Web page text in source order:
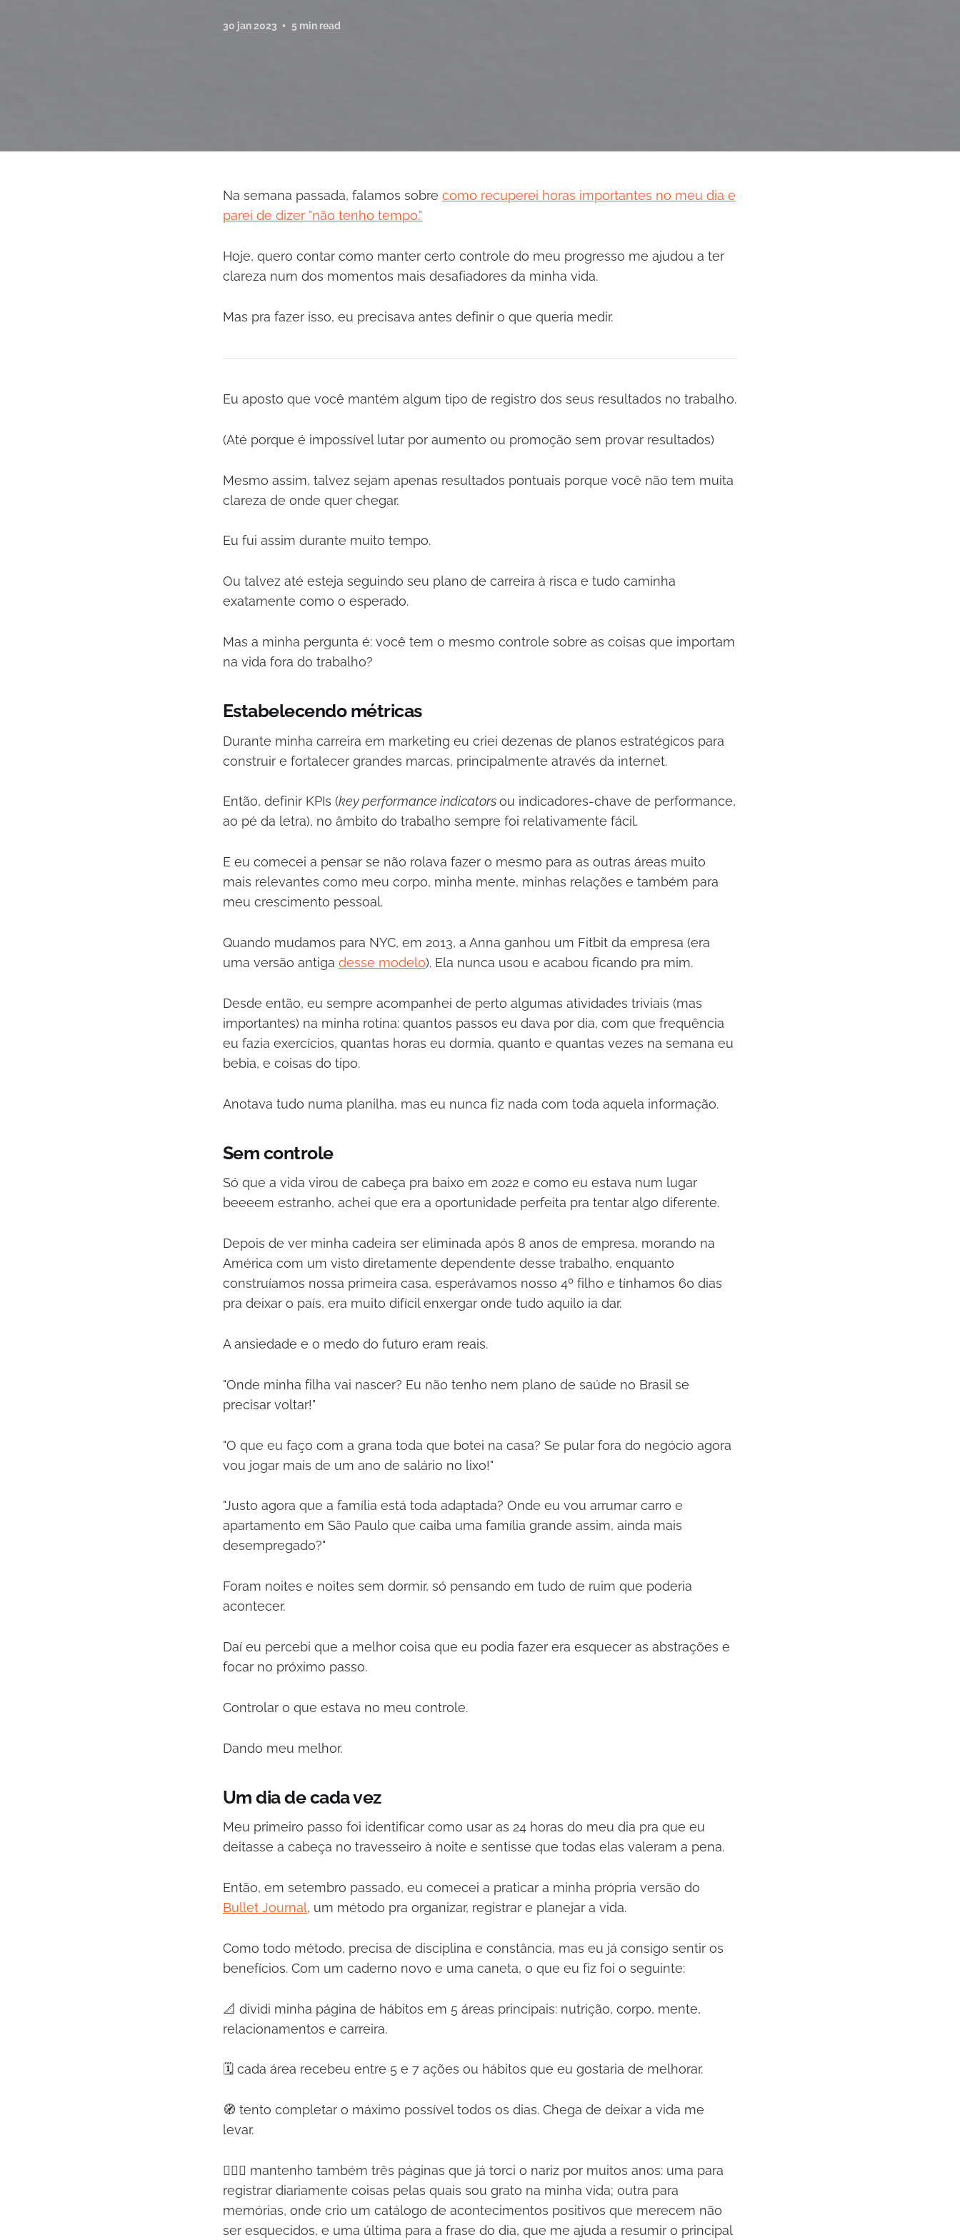
30 jan 2023 5 min read
Na semana passada, falamos sobre como recuperei horas importantes no meu dia e
parei de dizer "não tenho tempo."
Hoje, quero contar como manter certo controle do meu progresso me ajudou a ter
clareza num dos momentos mais desafiadores da minha vida.
Mas pra fazer isso, eu precisava antes definir o que queria medir.
Eu aposto que você mantém algum tipo de registro dos seus resultados no trabalho.
(Até porque é impossível lutar por aumento ou promoção sem provar resultados)
Mesmo assim, talvez sejam apenas resultados pontuais porque você não tem muita
clareza de onde quer chegar.
Eu fui assim durante muito tempo.
Ou talvez até esteja seguindo seu plano de carreira à risca e tudo caminha
exatamente como o esperado.
Mas a minha pergunta é: você tem o mesmo controle sobre as coisas que importam
na vida fora do trabalho?
Estabelecendo métricas
Durante minha carreira em marketing eu criei dezenas de planos estratégicos para
construir e fortalecer grandes marcas, principalmente através da internet.
Então, definir KPIs (key performance indicatorsou indicadores-chave de performance,
ao pé da letra), no âmbito do trabalho sempre foi relativamente fácil.
E eu comecei a pensar se não rolava fazer o mesmo para as outras áreas muito
mais relevantes como meu corpo, minha mente, minhas relações e também para
meu crescimento pessoal.
Quando mudamos para NYC, em 2013, a Anna ganhou um Fitbit da empresa (era
uma versão antiga desse modelo). Ela nunca usou e acabou ficando pra mim.
Desde então, eu sempre acompanhei de perto algumas atividades triviais (mas
importantes) na minha rotina: quantos passos eu dava por dia, com que frequência
eu fazia exercícios, quantas horas eu dormia, quanto e quantas vezes na semana eu
bebia, e coisas do tipo.
Anotava tudo numa planilha, mas eu nunca fiz nada com toda aquela informação.
Sem controle
Só que a vida virou de cabeça pra baixo em 2022 e como eu estava num lugar
beeeem estranho, achei que era a oportunidade perfeita pra tentar algo diferente.
Depois de ver minha cadeira ser eliminada após 8 anos de empresa, morando na
América com um visto diretamente dependente desse trabalho, enquanto
construíamos nossa primeira casa, esperávamos nosso 4º filho e tínhamos 60 dias
pra deixar o país, era muito difícil enxergar onde tudo aquilo ia dar.
A ansiedade e o medo do futuro eram reais.
"Onde minha filha vai nascer? Eu não tenho nem plano de saúde no Brasil se
precisar voltar!"
"O que eu faço com a grana toda que botei na casa? Se pular fora do negócio agora
vou jogar mais de um ano de salário no lixo!"
"Justo agora que a família está toda adaptada? Onde eu vou arrumar carro e
apartamento em São Paulo que caiba uma família grande assim, ainda mais
desempregado?"
Foram noites e noites sem dormir, só pensando em tudo de ruim que poderia
acontecer.
Daí eu percebi que a melhor coisa que eu podia fazer era esquecer as abstrações e
focar no próximo passo.
Controlar o que estava no meu controle.
Dando meu melhor.
Um dia de cada vez
Meu primeiro passo foi identificar como usar as 24 horas do meu dia pra que eu
deitasse a cabeça no travesseiro à noite e sentisse que todas elas valeram a pena.
Então, em setembro passado, eu comecei a praticar a minha própria versão do
Bullet Journal, um método pra organizar, registrar e planejar a vida.
Como todo método, precisa de disciplina e constância, mas eu já consigo sentir os
benefícios. Com um caderno novo e uma caneta, o que eu fiz foi o seguinte:
📐 dividi minha página de hábitos em 5 áreas principais: nutrição, corpo, mente,
relacionamentos e carreira.
🗓️ cada área recebeu entre 5 e 7 ações ou hábitos que eu gostaria de melhorar.
🧭 tento completar o máximo possível todos os dias. Chega de deixar a vida me
levar.
💆🏻‍♂️ mantenho também três páginas que já torci o nariz por muitos anos: uma para
registrar diariamente coisas pelas quais sou grato na minha vida; outra para
memórias, onde crio um catálogo de acontecimentos positivos que merecem não
ser esquecidos, e uma última para a frase do dia, que me ajuda a resumir o principal